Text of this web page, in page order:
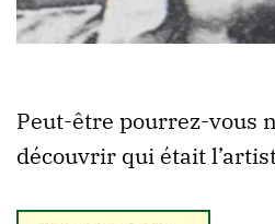
Peut-être pourrez-vous
découvrir qui était